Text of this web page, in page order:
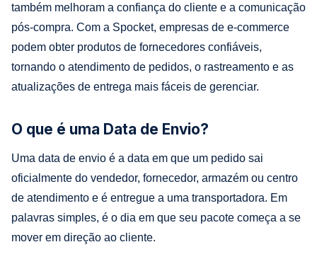
também melhoram a confiança do cliente e a comunicação
pós-compra. Com a Spocket, empresas de e-commerce
podem obter produtos de fornecedores confiáveis,
tornando o atendimento de pedidos, o rastreamento e as
atualizações de entrega mais fáceis de gerenciar.
O que é uma Data de Envio?
Uma data de envio é a data em que um pedido sai
oficialmente do vendedor, fornecedor, armazém ou centro
de atendimento e é entregue a uma transportadora. Em
palavras simples, é o dia em que seu pacote começa a se
mover em direção ao cliente.